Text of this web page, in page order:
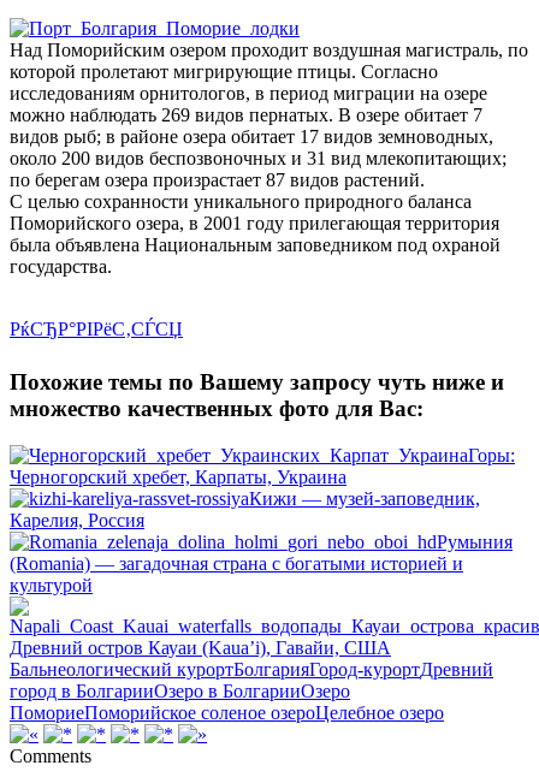
Над Поморийским озером проходит воздушная магистраль, по
которой пролетают мигрирующие птицы. Согласно
исследованиям орнитологов, в период миграции на озере
можно наблюдать 269 видов пернатых. В озере обитает 7
видов рыб; в районе озера обитает 17 видов земноводных,
около 200 видов беспозвоночных и 31 вид млекопитающих;
по берегам озера произрастает 87 видов растений.
С целью сохранности уникального природного баланса
Поморийского озера, в 2001 году прилегающая территория
была объявлена Национальным заповедником под охраной
государства.
РќСЂР°РІРёС‚СЃСЏ
Похожие темы по Вашему запросу чуть ниже и
множество качественных фото для Вас:
Горы:
Черногорский хребет, Карпаты, Украина
Кижи — музей-заповедник,
Карелия, Россия
Румыния
(Romania) — загадочная страна с богатыми историей и
культурой
Древний остров Кауаи (Kaua’i), Гавайи, США
Бальнеологический курортБолгарияГород-курортДревний
город в БолгарииОзеро в БолгарииОзеро
ПомориеПоморийское соленое озероЦелебное озеро
Comments